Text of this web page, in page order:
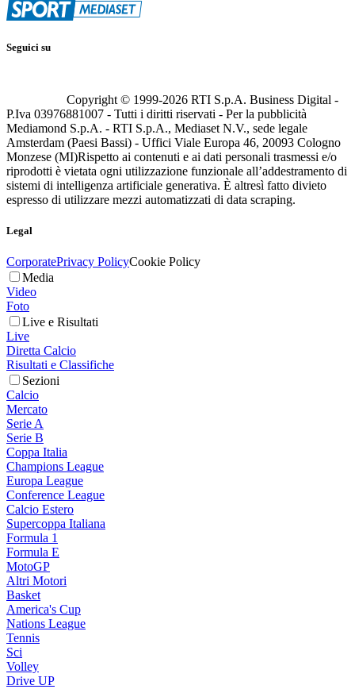
Seguici su
Copyright © 1999-2026 RTI S.p.A. Business Digital -
P.Iva 03976881007 - Tutti i diritti riservati - Per la pubblicità
Mediamond S.p.A. - RTI S.p.A., Mediaset N.V., sede legale
Amsterdam (Paesi Bassi) - Uffici Viale Europa 46, 20093 Cologno
Monzese (MI)Rispetto ai contenuti e ai dati personali trasmessi e/o
riprodotti è vietata ogni utilizzazione funzionale all’addestramento di
sistemi di intelligenza artificiale generativa. È altresì fatto divieto
espresso di utilizzare mezzi automatizzati di data scraping.
Legal
CorporatePrivacy PolicyCookie Policy
Media
Video
Foto
Live e Risultati
Live
Diretta Calcio
Risultati e Classifiche
Sezioni
Calcio
Mercato
Serie A
Serie B
Coppa Italia
Champions League
Europa League
Conference League
Calcio Estero
Supercoppa Italiana
Formula 1
Formula E
MotoGP
Altri Motori
Basket
America's Cup
Nations League
Tennis
Sci
Volley
Drive UP